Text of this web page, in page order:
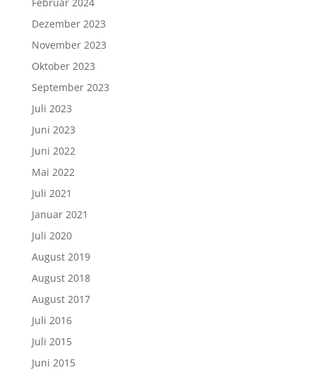
Dezember 2023
November 2023
Oktober 2023
September 2023
Juli 2023
Juni 2023
Juni 2022
Mai 2022
Juli 2021
Januar 2021
Juli 2020
August 2019
August 2018
August 2017
Juli 2016
Juli 2015
Juni 2015